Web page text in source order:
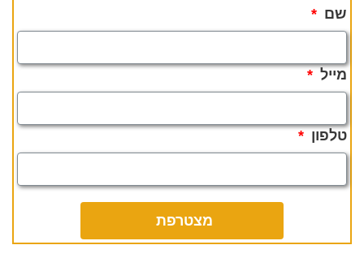
שם
מייל
טלפון